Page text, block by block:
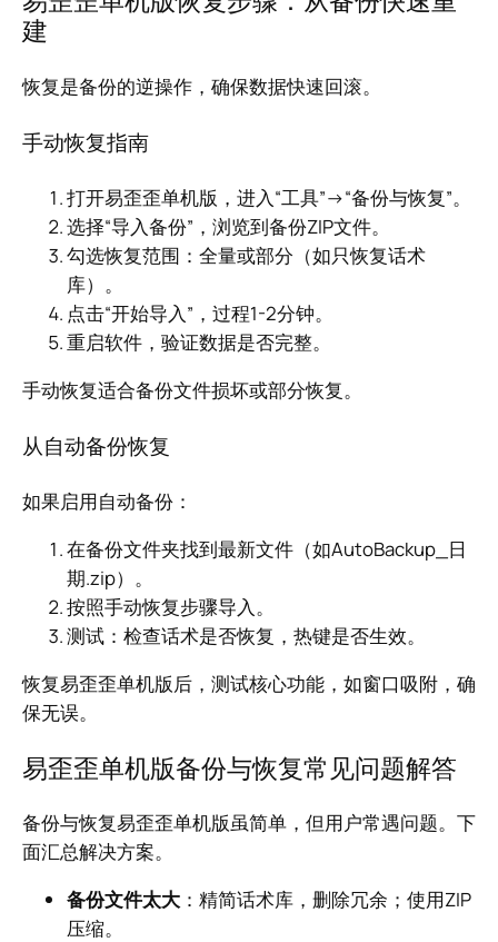
建
恢复是备份的逆操作，确保数据快速回滚。
手动恢复指南
打开易歪歪单机版，进入“工具”→“备份与恢复”。
选择“导入备份”，浏览到备份ZIP文件。
勾选恢复范围：全量或部分（如只恢复话术
库）。
点击“开始导入”，过程1-2分钟。
重启软件，验证数据是否完整。
手动恢复适合备份文件损坏或部分恢复。
从自动备份恢复
如果启用自动备份：
在备份文件夹找到最新文件（如AutoBackup_日
期.zip）。
按照手动恢复步骤导入。
测试：检查话术是否恢复，热键是否生效。
恢复易歪歪单机版后，测试核心功能，如窗口吸附，确
保无误。
易歪歪单机版备份与恢复常见问题解答
备份与恢复易歪歪单机版虽简单，但用户常遇问题。下
面汇总解决方案。
备份文件太大 ：精简话术库，删除冗余；使用ZIP
压缩。